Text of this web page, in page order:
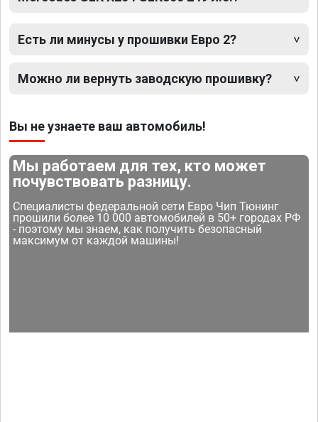
Есть ли минусы у прошивки Евро 2?
Можно ли вернуть заводскую прошивку?
Вы не узнаете ваш автомобиль!
Мы работаем для тех, кто может
почувствовать разницу.
Специалисты федеральной сети Евро Чип Тюнинг
прошили более 10 000 автомобилей в 50+ городах РФ
- поэтому мы знаем, как получить безопасный
максимум от каждой машины!